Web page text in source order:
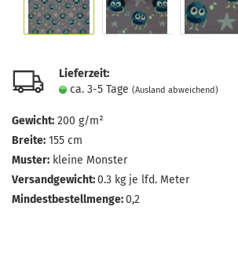
Lieferzeit:
ca. 3-5 Tage (Ausland abweichend)
Gewicht: 200 g/m²
Breite: 155 cm
Muster: kleine Monster
Versandgewicht:0.3 kg je lfd. Meter
Mindestbestellmenge:0,2